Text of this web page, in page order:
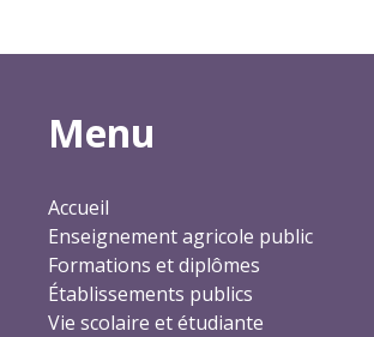
Menu
Accueil
Enseignement agricole public
Formations et diplômes
Établissements publics
Vie scolaire et étudiante